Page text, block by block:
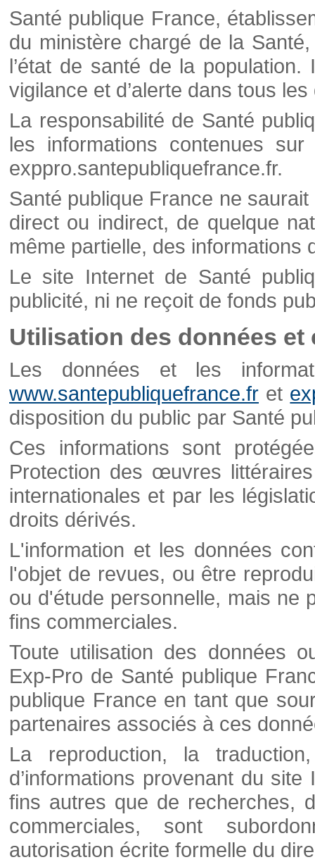
Santé publique France,
du ministère chargé de la
l’état de santé de la
vigilance et d’alerte dans tous
La responsabilité de Santé
les informations contenues
exppro.santepubliquefrance.fr.
Santé publique France ne
direct ou indirect, de quelque
même partielle, des informations
Le site Internet de Santé
publicité, ni ne reçoit de fonds
Utilisation des données et
Les données et les
www.santepubliquefrance.fr et
disposition du public par Santé
Ces informations sont
Protection des œuvres
internationales et par les
droits dérivés.
L'information et les données
l'objet de revues, ou être
ou d'étude personnelle, mais ne
fins commerciales.
Toute utilisation des données
Exp-Pro de Santé publique
publique France en tant que
partenaires associés à ces
La reproduction, la
d’informations provenant du
fins autres que de recherches,
commerciales, sont
autorisation écrite formelle du